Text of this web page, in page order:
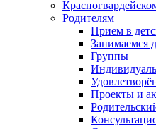
Родителям
Прием в
Занимаемся
Группы
Проекты и